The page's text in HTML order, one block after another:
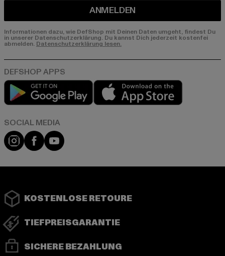
ANMELDEN
Informationen dazu, wie DefShop mit Deinen Daten umgeht, findest Du
in unserer Datenschutzerklärung. Du kannst Dich jederzeit kostenfei
abmelden. Datenschutzerklärung lesen.
Play market
Instagram
FacebookYouTube
KOSTENLOSE RETOURE
TIEFPREISGARANTIE
SICHERE BEZAHLUNG